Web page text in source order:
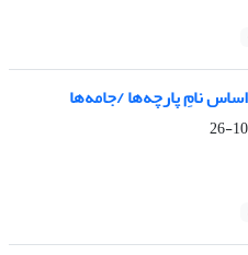
نامِ پارچه‌ها /جامه‌ها
10-26